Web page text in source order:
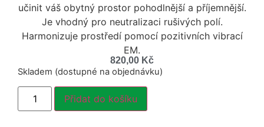
učinit váš obytný prostor pohodlnější a příjemnější.
Je vhodný pro neutralizaci rušivých polí.
Harmonizuje prostředí pomocí pozitivních vibrací
EM.
820,00 Kč
Skladem (dostupné na objednávku)
Přidat do košíku